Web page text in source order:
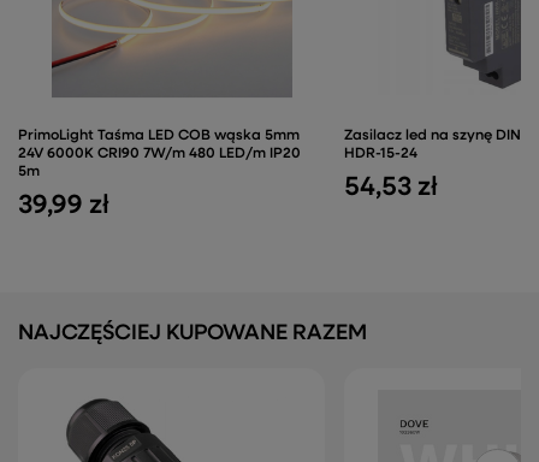
PrimoLight Taśma LED COB wąska 5mm
24V 6000K CRI90 7W/m 480 LED/m IP20
5m
39,99 zł
Zasilacz led na szynę DIN
HDR-15-24
54,53 zł
NAJCZĘŚCIEJ KUPOWANE RAZEM